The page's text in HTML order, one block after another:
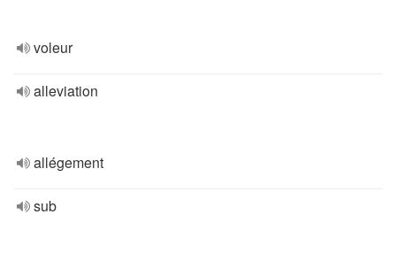
voleur
alleviation
allégement
sub